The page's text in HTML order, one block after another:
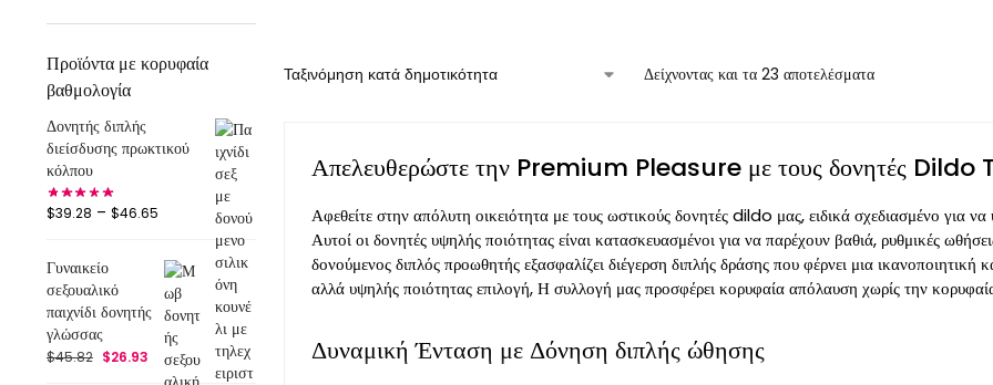
Δείχνοντας και τα 23 αποτελέσματα
Απελευθερώστε την Premium Pleasure με τους δονητές
Αφεθείτε στην απόλυτη οικειότητα με τους ωστικούς δονητές dildo μας, ειδικά σχεδιασμένο για
Αυτοί οι δονητές υψηλής ποιότητας είναι κατασκευασμένοι για να παρέχουν βαθιά, ρυθμικές
δονούμενος διπλός προωθητής εξασφαλίζει διέγερση διπλής δράσης που φέρνει μια ικανοποιητική
αλλά υψηλής ποιότητας επιλογή, Η συλλογή μας προσφέρει κορυφαία απόλαυση χωρίς την
Δυναμική Ένταση με Δόνηση διπλής ώθησης
Προϊόντα με κορυφαία
βαθμολογία
Δονητής διπλής
διείσδυσης πρωκτικού
κόλπου
$39.28 – $46.65
Γυναικείο
σεξουαλικό
παιχνίδι δονητής
γλώσσας
$45.82 $26.93